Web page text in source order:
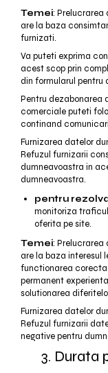
Temei: Prelucrarea
are la baza
furnizati.
Va puteti exprima
acest scop prin
din formularul pentru
Pentru dezabonarea
comerciale puteti
continand
Furnizarea datelor
Refuzul furnizarii
dumneavoastra in
dumneavoastra.
pentru
monitoriza
oferita pe site.
Temei: Prelucrarea
are la baza interesul
functionarea corecta
permanent
solutionarea
Furnizarea datelor
Refuzul furnizarii
negative pentru
3. Durata